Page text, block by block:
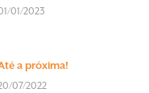
01/2023
a próxima!
07/2022